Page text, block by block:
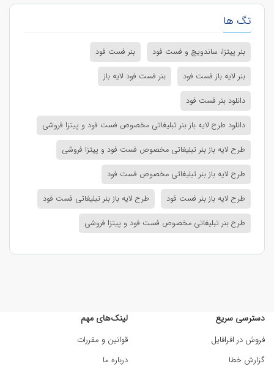
تگ ها
بنر پیتزا، ساندویچ و فست فود
بنر فست فود
بنر لایه باز فست فود
بنر فست فود لایه باز
دانلود بنر فست فود
دانلود طرح لایه باز بنر تبلیغاتی مخصوص فست فود و پیتزا فروشی
طرح لایه باز بنر تبلیغاتی مخصوص فست فود و پیتزا فروشی
طرح لایه باز بنر تبلیغاتی مخصوص فست فود
طرح لایه باز بنر فست فود
طرح لایه باز بنر تبلیغاتی فست فود
طرح بنر تبلیغاتی مخصوص فست فود و پیتزا فروشی
دسترسی سریع
فروش در افرافایل
گزارش خطا
لینک‌های مهم
قوانین و مقررات
درباره ما